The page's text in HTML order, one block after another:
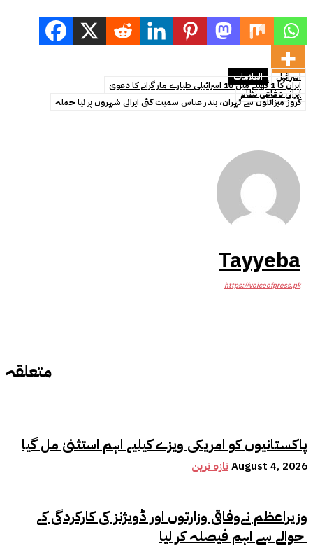
متعلقہ
پاکستانیوں کو امریکی ویزے کیلیے اہم استثنیٰ مل گیا
تازہ ترینAugust 4, 2026
وزیراعظم نےوفاقی وزارتوں اور ڈویژنز کی کارکردگی کے
حوالے سے اہم فیصلہ کر لیا
العلامات اسرائیل
ایران کا 1 گھنٹے میں 10 اسرائیلی طیارے مار گرانے کا دعویٰ
ایرانی دفاعی نظام
کروز میزائلوں سے تہران، بندر عباس سمیت کئی ایرانی شہروں پر نیا حملہ
Tayyeba
https://voiceofpress.pk